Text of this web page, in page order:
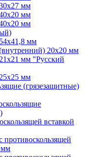
мм
мм
мм
мм
20х20 мм
мм "Русский
мм
(грязезащитные)
вставкой
противоскользящей
мм